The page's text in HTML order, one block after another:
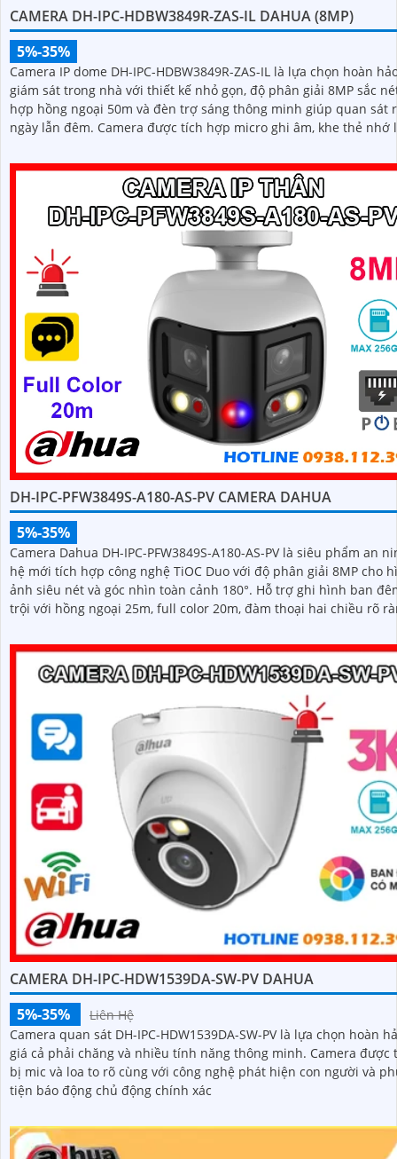
CAMERA DH-IPC-HDBW3849R-ZAS-IL DAHUA (8MP)
5%-35%
Camera IP dome DH-IPC-HDBW3849R-ZAS-IL là lựa chọn hoàn
giám sát trong nhà với thiết kế nhỏ gọn, độ phân giải 8MP sắc
hợp hồng ngoại 50m và đèn trợ sáng thông minh giúp quan sát
ngày lẫn đêm. Camera được tích hợp micro ghi âm, khe thẻ nhớ lên
chính xác trong cảnh báo, hỗ trợ POE tiện lợi
DH-IPC-PFW3849S-A180-AS-PV CAMERA DAHUA
5%-35%
Camera Dahua DH-IPC-PFW3849S-A180-AS-PV là siêu phẩm an
hệ mới tích hợp công nghệ TiOC Duo với độ phân giải 8MP cho
ảnh siêu nét và góc nhìn toàn cảnh 180°. Hỗ trợ ghi hình ban đêm vượt
trội với hồng ngoại 25m, full color 20m, đàm thoại hai chiều rõ
chuẩn IP67 chống bụi nước, cấp nguồn POE
CAMERA DH-IPC-HDW1539DA-SW-PV DAHUA
5%-35%
Liên Hệ
Camera quan sát DH-IPC-HDW1539DA-SW-PV là lựa chọn hoàn
giá cả phải chăng và nhiều tính năng thông minh. Camera được trang
bị mic và loa to rõ cùng với công nghệ phát hiện con người và
tiện báo động chủ động chính xác